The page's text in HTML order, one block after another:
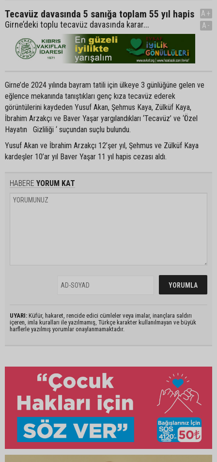
Tecavüz davasında 5 sanığa toplam 55 yıl hapis
Girne’deki toplu tecavüz davasında karar...
A+
A-
Girne’de 2024 yılında bayram tatili için ülkeye 3 günlüğüne gelen ve
eğlence mekanında tanıştıkları genç kıza tecavüz ederek
görüntülerini kaydeden Yusuf Akan, Şehmus Kaya, Zülküf Kaya,
İbrahim Arzakçı ve Baver Yaşar yargılandıkları ‘Tecavüz’ ve ‘Özel
Hayatın Gizliliği ‘ suçundan suçlu bulundu.
Yusuf Akan ve İbrahim Arzakçı 12’şer yıl, Şehmus ve Zülküf Kaya
kardeşler 10’ar yıl Baver Yaşar 11 yıl hapis cezası aldı.
HABERE YORUM KAT
UYARI: Küfür, hakaret, rencide edici cümleler veya imalar, inançlara saldırı
içeren, imla kuralları ile yazılmamış, Türkçe karakter kullanılmayan ve büyük
harflerle yazılmış yorumlar onaylanmamaktadır.